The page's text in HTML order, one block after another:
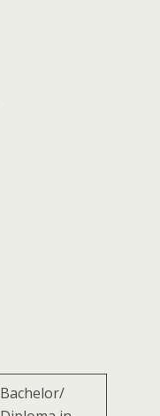
Bachelor/